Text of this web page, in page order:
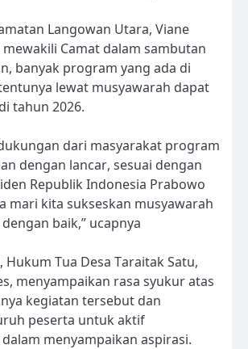
Langowan Utara, Viane
mewakili Camat dalam sambutan
banyak program yang ada di
lewat musyawarah dapat
tahun 2026.
dari masyarakat program
dengan lancar, sesuai dengan
Republik Indonesia Prabowo
mari kita sukseskan musyawarah
baik,” ucapnya
Tua Desa Taraitak Satu,
menyampaikan rasa syukur atas
kegiatan tersebut dan
peserta untuk aktif
menyampaikan aspirasi.